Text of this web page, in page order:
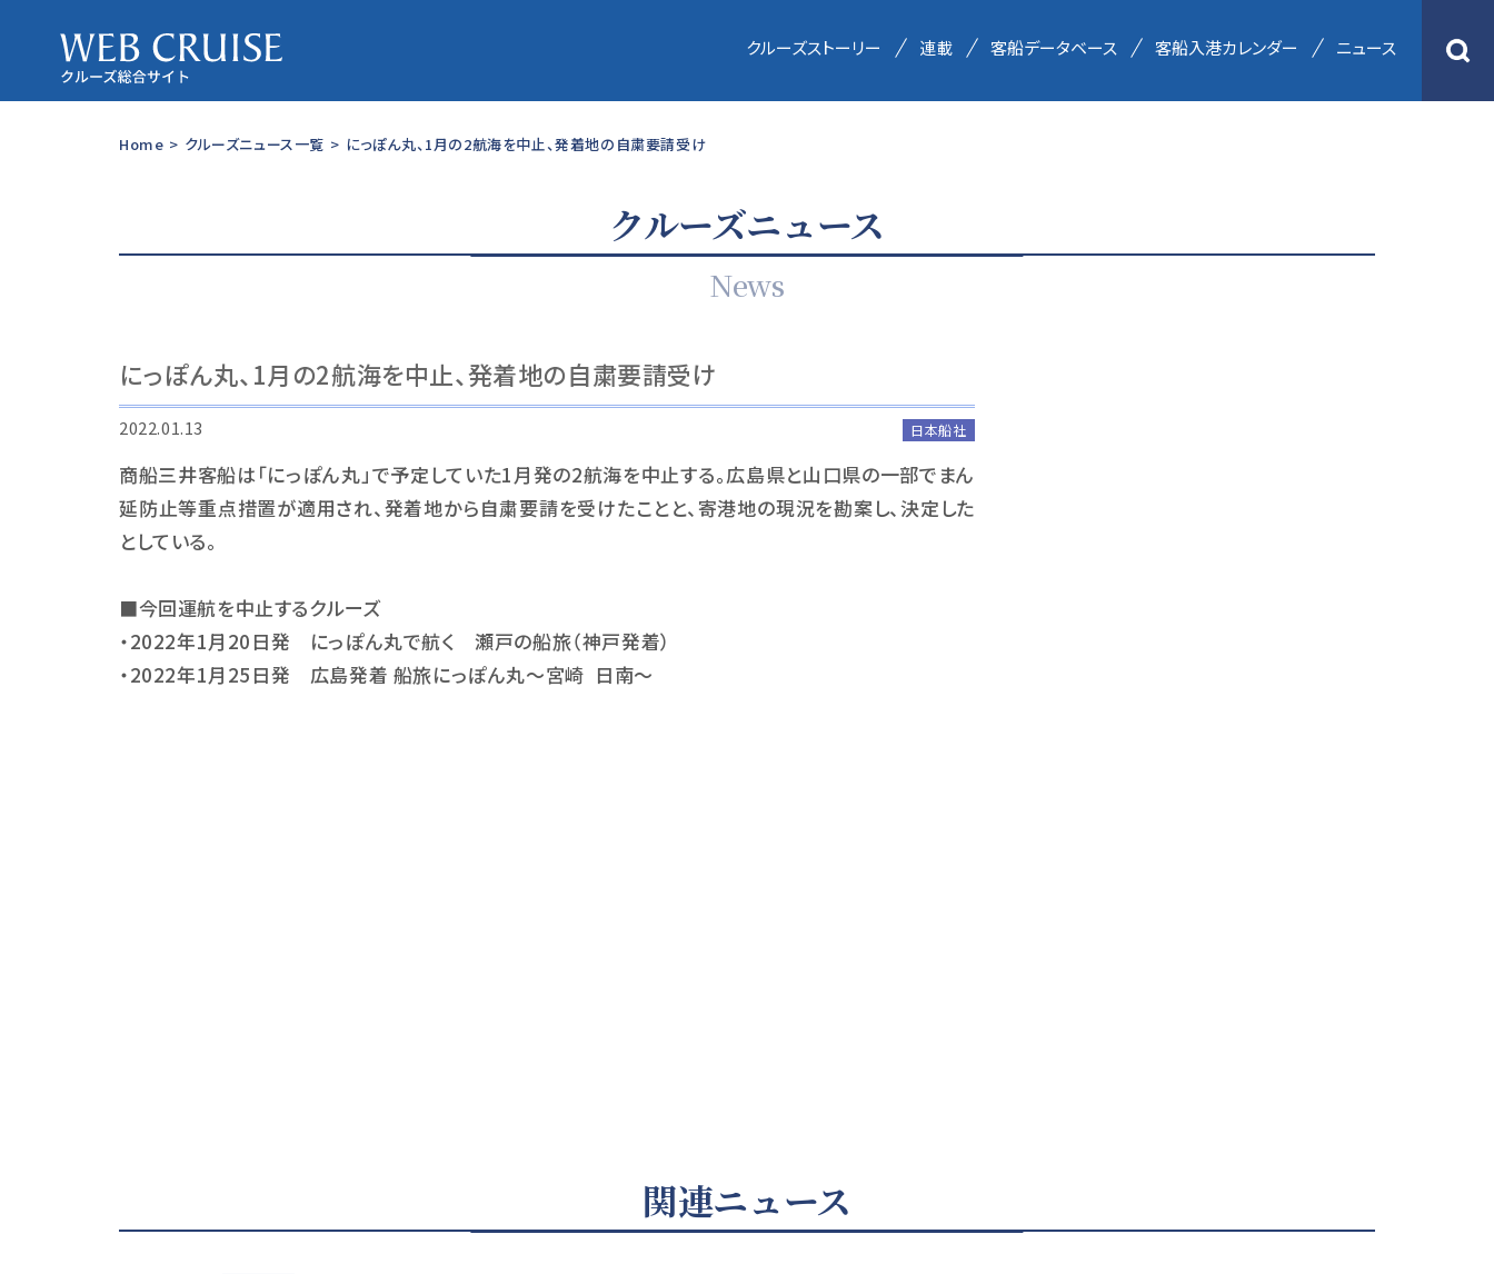
クルーズストーリー 連載 客船データベース 客船入港カレンダー ニュース
Home > クルーズニュース一覧 > にっぽん丸、1月の2航海を中止、発着地の自粛要請受け
クルーズニュース
News
にっぽん丸、1月の2航海を中止、発着地の自粛要請受け
2022.01.13 日本船社
商船三井客船は「にっぽん丸」で予定していた1月発の2航海を中止する。広島県と山口県の一部でまん
延防止等重点措置が適用され、発着地から自粛要請を受けたことと、寄港地の現況を勘案し、決定した
としている。
■今回運航を中止するクルーズ
・2022年1月 20 日発 にっぽん丸で航く 瀬戸の船旅（神戸発着）
・2022年1月 25 日発 広島発着 船旅にっぽん丸～宮崎 日南～
関連ニュース